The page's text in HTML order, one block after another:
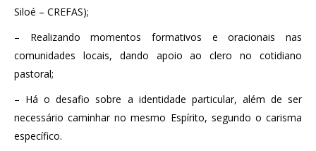
Siloé – CREFAS);
– Realizando momentos formativos e oracionais nas
comunidades locais, dando apoio ao clero no cotidiano
pastoral;
– Há o desafio sobre a identidade particular, além de ser
necessário caminhar no mesmo Espírito, segundo o carisma
específico.